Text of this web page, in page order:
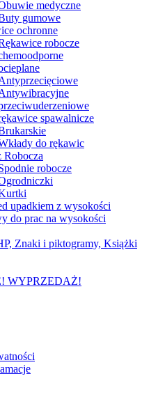
medyczne
gumowe
ochronne
robocze
spawalnicze
do rękawic
Robocza
robocze
upadkiem z wysokości
do prac na wysokości
Znaki i piktogramy, Książki
WYPRZEDAŻ!